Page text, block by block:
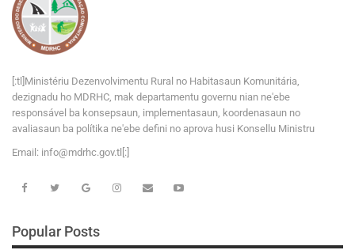
[:tl]Ministériu Dezenvolvimentu Rural no Habitasaun Komunitária,
dezignadu ho MDRHC, mak departamentu governu nian ne'ebe
responsável ba konsepsaun, implementasaun, koordenasaun no
avaliasaun ba polítika ne'ebe defini no aprova husi Konsellu Ministru
Email: info@md rhc.gov.tl[:]
Popular Posts